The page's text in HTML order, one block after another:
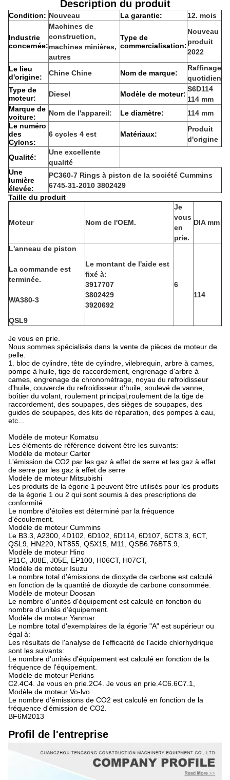
Description du produit
Condition: Nouveau La garantie: 12. mois
Industrie
concernée:
Machines de
construction,
machines minières,
autres
Type de
commercialisation:
Nouveau
produit
2022
Le lieu
d'origine:
Chine Chine Nom de marque:
Raffinage
quotidien
Type de
moteur:
Diesel Modèle de moteur:
S6D114
114 mm
Marque de
voiture:
Nom de l'appareil: Le diamètre:
114 mm
Le numéro
des
Cylons:
6 cycles 4 est Matériaux:
Produit
d'origine
Qualité:
Une excellente
qualité
Une
lumière
élevée:
PC360-7 Rings à piston de la société Cummins
6745-31-2010 3802429
Taille du produit
Moteur Nom de l'OEM.
Je
vous
en
prie.
DIA mm
L'anneau de piston
La commande est
terminée.
WA380-3
QSL9
Le montant de l'aide est
fixé à:
3917707
3802429
3920692
6
114
Je vous en prie.
Nous sommes spécialisés dans la vente de pièces de moteur de
pelle.
1. bloc de cylindre, tête de cylindre, vilebrequin, arbre à cames,
pompe à huile, tige de raccordement, engrenage d'arbre à
cames, engrenage de chronométrage, noyau du refroidisseur
d'huile, couvercle du refroidisseur d'huile, soulevé de vanne,
boîtier du volant, roulement principal,roulement de la tige de
raccordement, des soupapes, des sièges de soupapes, des
guides de soupapes, des kits de réparation, des pompes à eau,
etc...
Modèle de moteur Komatsu
Les éléments de référence doivent être les suivants:
Modèle de moteur Carter
L'émission de CO2 par les gaz à effet de serre et les gaz à effet
de serre par les gaz à effet de serre
Modèle de moteur Mitsubishi
Les produits de la égorie 1 peuvent être utilisés pour les produits
de la égorie 1 ou 2 qui sont soumis à des prescriptions de
conformité.
Le nombre d'étoiles est déterminé par la fréquence
d'écoulement.
Modèle de moteur Cummins
Le B3.3, A2300, 4D102, 6D102, 6D114, 6D107, 6CT8.3, 6CT,
QSL9, HN220, NT855, QSX15, M11, QSB6.76BT5.9,
Modèle de moteur Hino
P11C, J08E, J05E, EP100, H06CT, H07CT,
Modèle de moteur Isuzu
Le nombre total d'émissions de dioxyde de carbone est calculé
en fonction de la quantité de dioxyde de carbone consommée.
Modèle de moteur Doosan
Le nombre d'unités d'équipement est calculé en fonction du
nombre d'unités d'équipement.
Modèle de moteur Yanmar
Le nombre total d'exemplaires de la égorie "A" est supérieur ou
égal à:
Les résultats de l'analyse de l'efficacité de l'acide chlorhydrique
sont les suivants:
Le nombre d'unités d'équipement est calculé en fonction de la
fréquence de l'équipement.
Modèle de moteur Perkins
C2.4C4. Je vous en prie.2C4. Je vous en prie.4C6.6C7.1,
Modèle de moteur Vo-lvo
Le nombre d'émissions de CO2 est calculé en fonction de la
fréquence d'émission de CO2.
BF6M2013
Profil de l'entreprise